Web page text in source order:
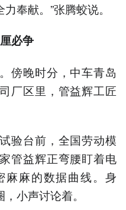
奉献。”张腾蛟说。
必争
晚时分，中车青岛
厂区里，管益辉工匠
台前，全国劳动模
管益辉正弯腰盯着电
麻麻的数据曲线。身
小声讨论着。